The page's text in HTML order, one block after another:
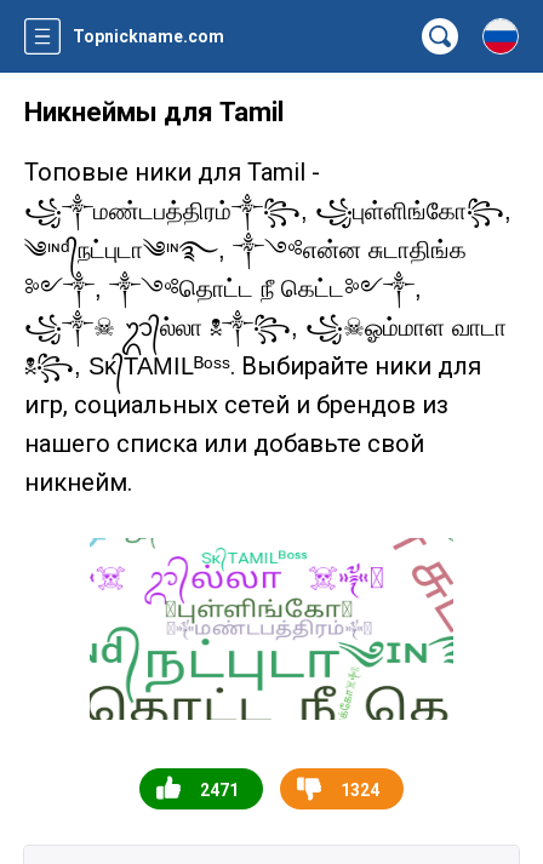
Topnickname.com
Никнеймы для Tamil
Топовые ники для Tamil -
꧁༒மண்டபத்திரம்༒꧂, ꧁புள்ளிங்கோ꧂,
༄ᶦᶰᵈ᭄நட்புடா༄ᶦᶰ࿐, ༒༺என்ன சுடாதிங்க
༻༒, ༒༺தொட்ட நீ கெட்ட༻༒,
꧁༒☠︎ ᬊ᭄ல்லா ☠︎༒꧂, ꧁☠︎ஓம்மாள வாடா
☠︎꧂, Sᴋ᭄TAMILᴮᵒˢˢ. Выбирайте ники для
игр, социальных сетей и брендов из
нашего списка или добавьте свой
никнейм.
2471 1324